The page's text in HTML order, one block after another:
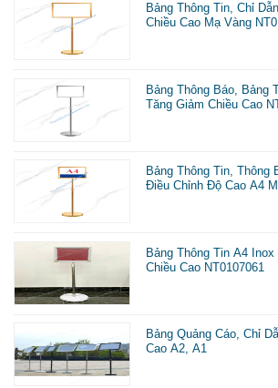
Bảng Thông Tin, Chỉ
Chiều Cao Mạ Vàng
Bảng Thông Báo, Bảng
Tăng Giảm Chiều Cao
Bảng Thông Tin, Thông
Điều Chỉnh Độ Cao A4
Bảng Thông Tin A4 Inox
Chiều Cao NT0107061
Bảng Quảng Cáo, Chỉ
Cao A2, A1